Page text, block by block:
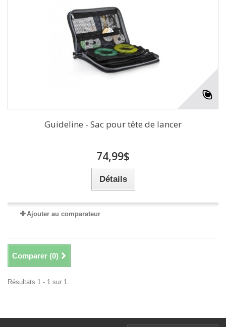
Guideline - Sac pour tête de lancer
74,99$
Détails
Ajouter au comparateur
Comparer (0)
Résultats 1 - 1 sur 1.